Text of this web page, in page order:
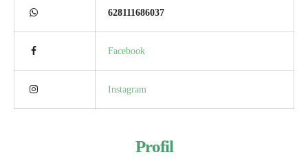
628111686037
Facebook
Instagram
Profil